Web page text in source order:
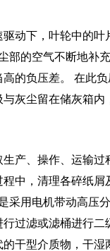
动下，叶轮中的
部的空气不断地补
的负压差。 在此
灰尘留在储灰箱内
产、操作、运输
中，清理各碎纸
采用电机带动高压
过滤或滤桶进行
干型介质物，干